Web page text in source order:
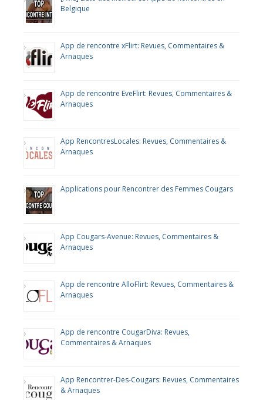
Belgique
App de rencontre xFlirt: Revues, Commentaires &
Arnaques
App de rencontre EveFlirt: Revues, Commentaires &
Arnaques
App RencontresLocales: Revues, Commentaires &
Arnaques
Applications pour Rencontrer des Femmes Cougars
App Cougars-Avenue: Revues, Commentaires &
Arnaques
App de rencontre AlloFlirt: Revues, Commentaires &
Arnaques
App de rencontre CougarDiva: Revues,
Commentaires & Arnaques
App Rencontrer-Des-Cougars: Revues, Commentaires
& Arnaques